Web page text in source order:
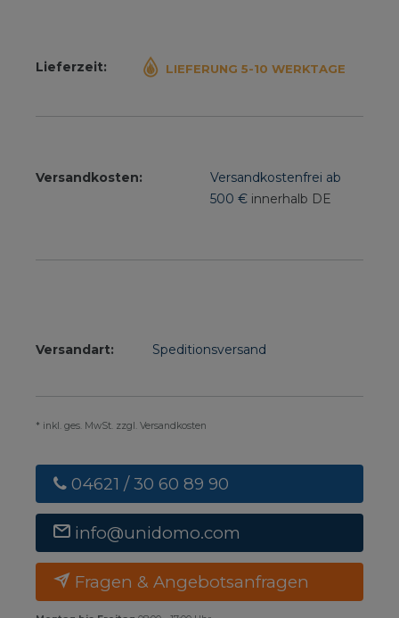
Lieferzeit: LIEFERUNG 5-10 WERKTAGE
Versandkosten:
Versandkostenfrei ab
500 € innerhalb DE
Versandart: Speditionsversand
* inkl. ges. MwSt. zzgl. Versandkosten
04621 / 30 60 89 90
info@unidomo.com
Fragen & Angebotsanfragen